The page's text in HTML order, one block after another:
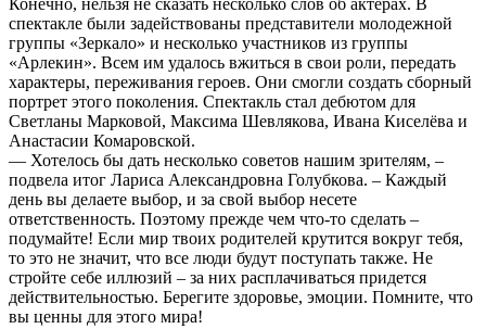
Конечно, нельзя не сказать несколько слов об актёрах. В
спектакле были задействованы представители молодежной
группы «Зеркало» и несколько участников из группы
«Арлекин». Всем им удалось вжиться в свои роли, передать
характеры, переживания героев. Они смогли создать сборный
портрет этого поколения. Спектакль стал дебютом для
Светланы Марковой, Максима Шевлякова, Ивана Киселёва и
Анастасии Комаровской.
— Хотелось бы дать несколько советов нашим зрителям, –
подвела итог Лариса Александровна Голубкова. – Каждый
день вы делаете выбор, и за свой выбор несете
ответственность. Поэтому прежде чем что-то сделать –
подумайте! Если мир твоих родителей крутится вокруг тебя,
то это не значит, что все люди будут поступать также. Не
стройте себе иллюзий – за них расплачиваться придется
действительностью. Берегите здоровье, эмоции. Помните, что
вы ценны для этого мира!